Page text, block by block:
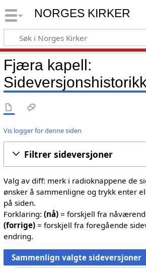
NORGES KIRKER
Fjæra kapell:
Vis logger for denne siden
Filtrer sideversjoner
Valg av diff: merk i radioknappene de
ønsker å sammenligne og trykk enter
på siden.
Forklaring: (nå)= forskjell fra
(forrige)= forskjell fra foregående
endring.